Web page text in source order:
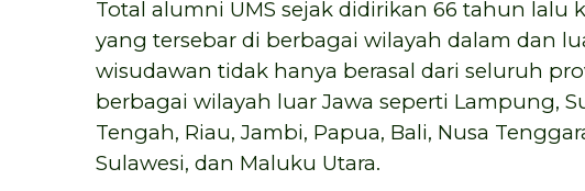
Total alumni UMS sejak didirikan 66 tahun lalu
yang tersebar di berbagai wilayah dalam dan
wisudawan tidak hanya berasal dari seluruh
berbagai wilayah luar Jawa seperti Lampung,
Tengah, Riau, Jambi, Papua, Bali, Nusa
Sulawesi, dan Maluku Utara.